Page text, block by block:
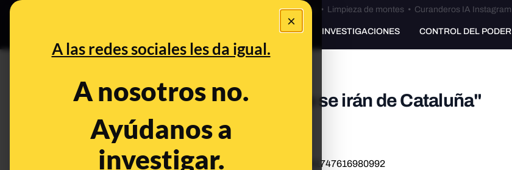
×
A las redes sociales les da igual.
A nosotros no.
Ayúdanos a
investigar.
Bulos Ceuta • Limpieza de montes• Curanderos IA Instagram
PREBUNKING INVESTIGACIONES CONTROL DEL PODER
Artur Mas en 2015: "Los bancos no se irán de Cataluña"
Oct 6, 2017, 10:08:12 AM
https://twitter.com/Mhemeroteca/status/916241747616980992